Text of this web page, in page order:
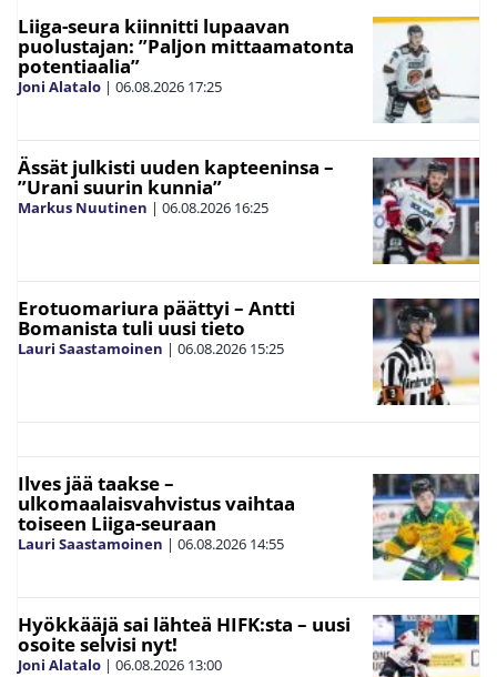
Liiga-seura kiinnitti lupaavan
puolustajan: ”Paljon mittaamatonta
potentiaalia”
Joni Alatalo | 06.08.2026 17:25
Ässät julkisti uuden kapteeninsa –
”Urani suurin kunnia”
Markus Nuutinen | 06.08.2026 16:25
Erotuomariura päättyi – Antti
Bomanista tuli uusi tieto
Lauri Saastamoinen | 06.08.2026 15:25
Ilves jää taakse –
ulkomaalaisvahvistus vaihtaa
toiseen Liiga-seuraan
Lauri Saastamoinen | 06.08.2026 14:55
Hyökkääjä sai lähteä HIFK:sta – uusi
osoite selvisi nyt!
Joni Alatalo | 06.08.2026 13:00